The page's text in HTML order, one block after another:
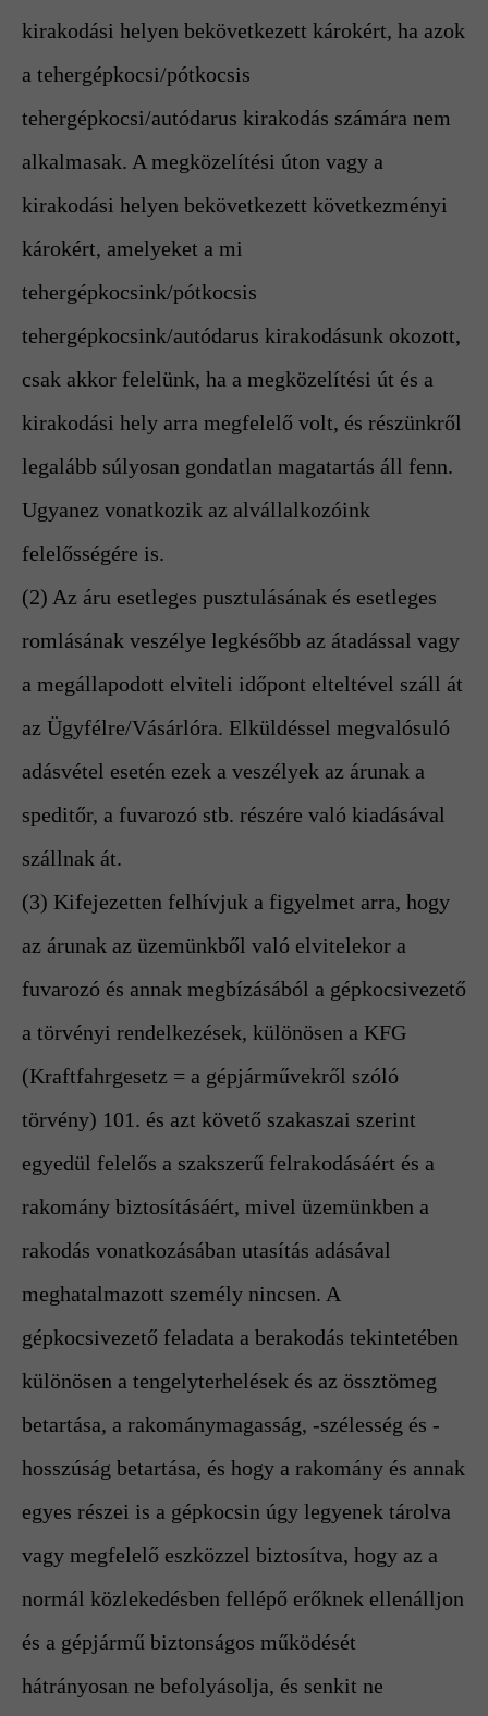
kirakodási helyen bekövetkezett károkért, ha azok
a tehergépkocsi/pótkocsis
tehergépkocsi/autódarus kirakodás számára nem
alkalmasak. A megközelítési úton vagy a
kirakodási helyen bekövetkezett következményi
károkért, amelyeket a mi
tehergépkocsink/pótkocsis
tehergépkocsink/autódarus kirakodásunk okozott,
csak akkor felelünk, ha a megközelítési út és a
kirakodási hely arra megfelelő volt, és részünkről
legalább súlyosan gondatlan magatartás áll fenn.
Ugyanez vonatkozik az alvállalkozóink
felelősségére is.
(2) Az áru esetleges pusztulásának és esetleges
romlásának veszélye legkésőbb az átadással vagy
a megállapodott elviteli időpont elteltével száll át
az Ügyfélre/Vásárlóra. Elküldéssel megvalósuló
adásvétel esetén ezek a veszélyek az árunak a
speditőr, a fuvarozó stb. részére való kiadásával
szállnak át.
(3) Kifejezetten felhívjuk a figyelmet arra, hogy
az árunak az üzemünkből való elvitelekor a
fuvarozó és annak megbízásából a gépkocsivezető
a törvényi rendelkezések, különösen a KFG
(Kraftfahrgesetz = a gépjárművekről szóló
törvény) 101. és azt követő szakaszai szerint
egyedül felelős a szakszerű felrakodásáért és a
rakomány biztosításáért, mivel üzemünkben a
rakodás vonatkozásában utasítás adásával
meghatalmazott személy nincsen. A
gépkocsivezető feladata a berakodás tekintetében
különösen a tengelyterhelések és az össztömeg
betartása, a rakománymagasság, -szélesség és -
hosszúság betartása, és hogy a rakomány és annak
egyes részei is a gépkocsin úgy legyenek tárolva
vagy megfelelő eszközzel biztosítva, hogy az a
normál közlekedésben fellépő erőknek ellenálljon
és a gépjármű biztonságos működését
hátrányosan ne befolyásolja, és senkit ne